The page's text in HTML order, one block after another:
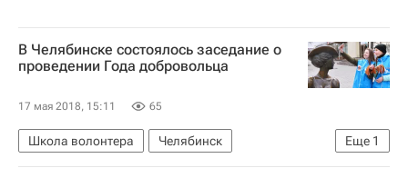
В Челябинске состоялось заседание о
проведении Года добровольца
17 мая 2018, 15:11 65
Еще 1
Школа волонтера
Челябинск
Волонтерство в России